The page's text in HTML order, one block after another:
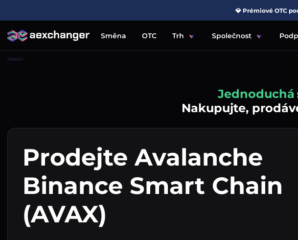
💎 Prémiové OTC
Směna OTC Trh Společnost
Hlavní
Jednoduchá
Nakupujte,
Prodejte Avalanche
Binance Smart Chain
(AVAX)